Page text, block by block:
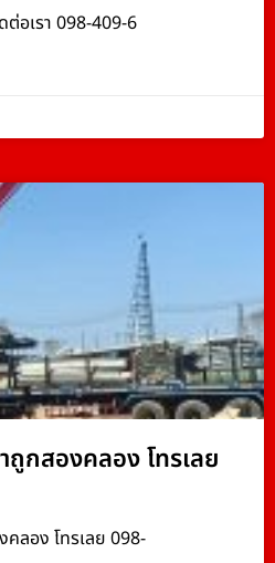
ต่อเรา 098-409-6
ถูกสองคลอง โทรเลย
ลอง โทรเลย 098-